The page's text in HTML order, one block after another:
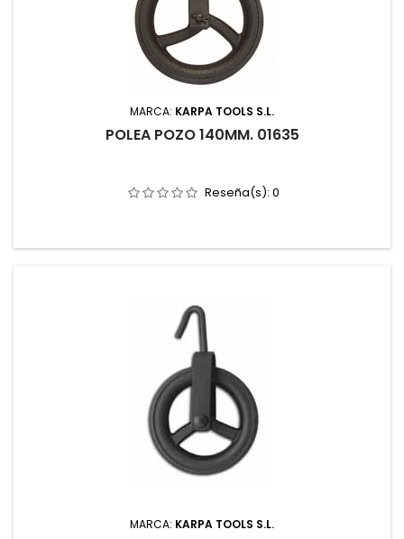
MARCA: KARPA TOOLS S.L.
POLEA POZO 140MM. 01635
Reseña(s): 0
MARCA: KARPA TOOLS S.L.